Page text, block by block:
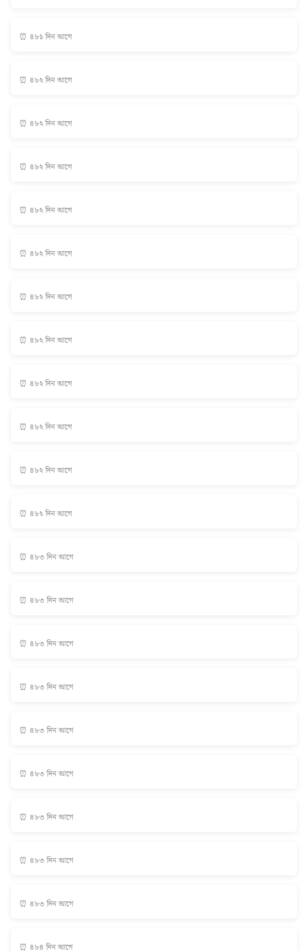
⏰ ৪৮১ দিন আগে
⏰ ৪৮২ দিন আগে
⏰ ৪৮২ দিন আগে
⏰ ৪৮২ দিন আগে
⏰ ৪৮২ দিন আগে
⏰ ৪৮২ দিন আগে
⏰ ৪৮২ দিন আগে
⏰ ৪৮২ দিন আগে
⏰ ৪৮২ দিন আগে
⏰ ৪৮২ দিন আগে
⏰ ৪৮২ দিন আগে
⏰ ৪৮২ দিন আগে
⏰ ৪৮৩ দিন আগে
⏰ ৪৮৩ দিন আগে
⏰ ৪৮৩ দিন আগে
⏰ ৪৮৩ দিন আগে
⏰ ৪৮৩ দিন আগে
⏰ ৪৮৩ দিন আগে
⏰ ৪৮৩ দিন আগে
⏰ ৪৮৩ দিন আগে
⏰ ৪৮৩ দিন আগে
⏰ ৪৮৪ দিন আগে